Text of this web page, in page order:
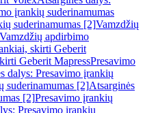
įrankių suderinamumas
suderinamumas [2]Vamzdžių
apdirbimo
skirti Geberit
Geberit MapressPresavimo
dalys: Presavimo įrankių
suderinamumas [2]Atsarginės
[2]Presavimo įrankių
Presavimo įrankių